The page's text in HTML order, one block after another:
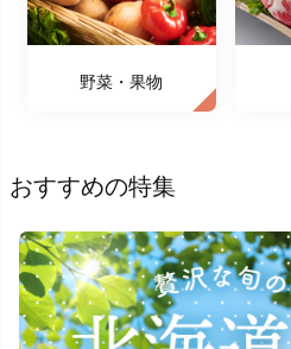
野菜・果物
おすすめの特集